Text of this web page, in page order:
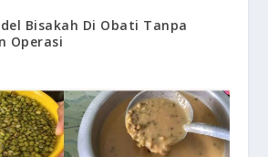
Bisakah Di Obati Tanpa
Operasi